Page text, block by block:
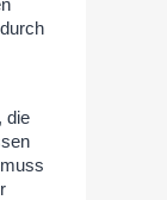
die